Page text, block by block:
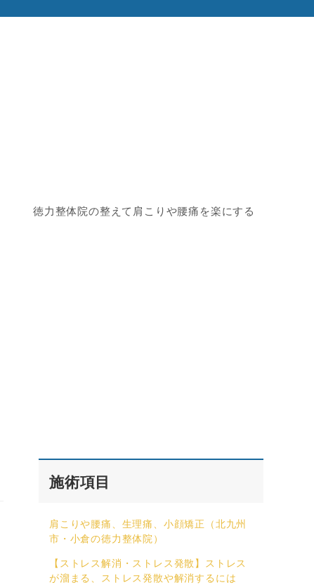
徳力整体院の整えて肩こりや腰痛を楽にする
施術項目
肩こりや腰痛、生理痛、小顔矯正（北九州
市・小倉の徳力整体院）
【ストレス解消・ストレス発散】ストレス
が溜まる、ストレス発散や解消するには